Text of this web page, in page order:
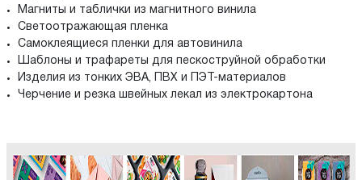
Магниты и таблички из магнитного винила
Светоотражающая пленка
Самоклеящиеся пленки для автовинила
Шаблоны и трафареты для пескоструйной обработки
Изделия из тонких ЭВА, ПВХ и ПЭТ-материалов
Черчение и резка швейных лекал из электрокартона